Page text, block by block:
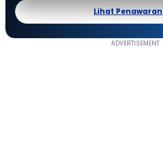
Lihat Penawaran